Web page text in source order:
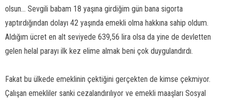
olsun... Sevgili babam 18 yaşına girdiğim gün bana sigorta
yaptırdığından dolayı 42 yaşında emekli olma hakkına sahip oldum.
Aldığım ücret en alt seviyede 639,56 lira olsa da yine de devletten
gelen helal parayı ilk kez elime almak beni çok duygulandırdı.
Fakat bu ülkede emeklinin çektiğini gerçekten de kimse çekmiyor.
Çalışan emekliler sanki cezalandırılıyor ve emekli maaşları Sosyal